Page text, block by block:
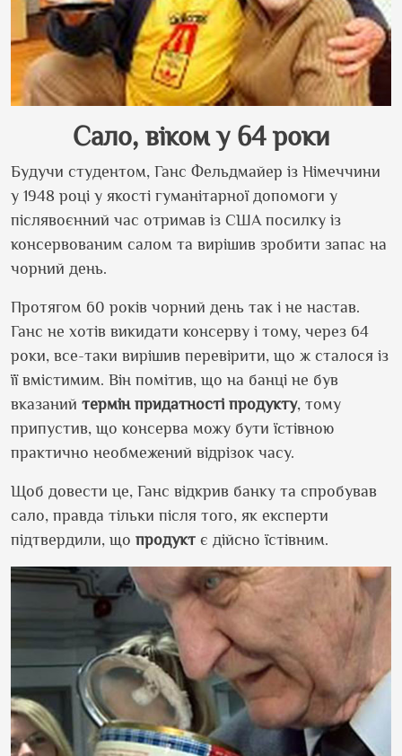
Сало, віком у 64 роки
Будучи студентом, Ганс Фельдмайер із Німеччини
у 1948 році у якості гуманітарної допомоги у
післявоєнний час отримав із США посилку із
консервованим салом та вирішив зробити запас на
чорний день.
Протягом 60 років чорний день так і не настав.
Ганс не хотів викидати консерву і тому, через 64
роки, все-таки вирішив перевірити, що ж сталося із
її вмістимим. Він помітив, що на банці не був
вказаний термін придатності продукту, тому
припустив, що консерва можу бути їстівною
практично необмежений відрізок часу.
Щоб довести це, Ганс відкрив банку та спробував
сало, правда тільки після того, як експерти
підтвердили, що продукт є дійсно їстівним.